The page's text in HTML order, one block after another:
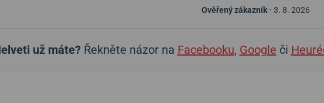
Ověřený zákazník • 3. 8. 2026
už máte?Řekněte názor na Facebooku, Google či